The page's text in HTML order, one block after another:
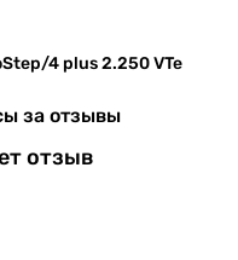
4 plus 2.250 VTe
за отзывы
отзыв